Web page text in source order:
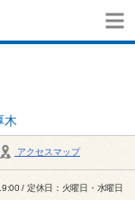
木
アクセスマップ
/ 定休日：火曜日・水曜日